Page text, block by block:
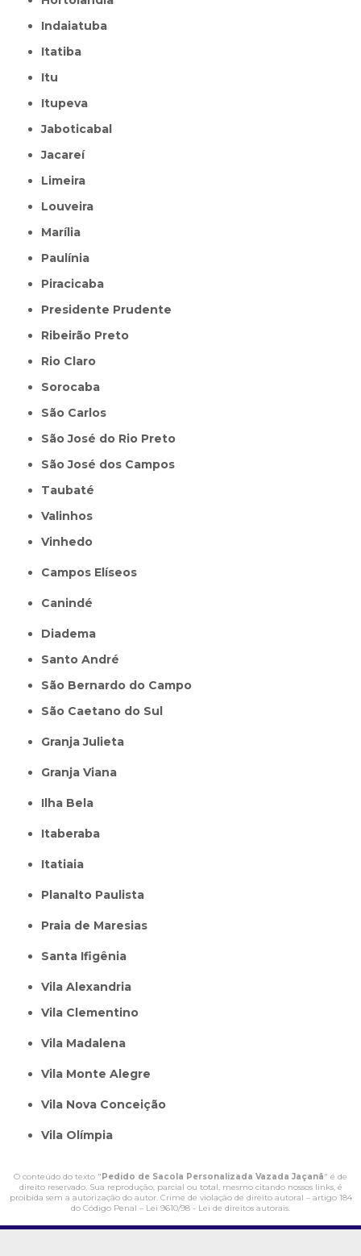
Indaiatuba
Itatiba
Itu
Itupeva
Jaboticabal
Jacareí
Limeira
Louveira
Marília
Paulínia
Piracicaba
Presidente Prudente
Ribeirão Preto
Rio Claro
Sorocaba
São Carlos
São José do Rio Preto
São José dos Campos
Taubaté
Valinhos
Vinhedo
Campos Elíseos
Canindé
Diadema
Santo André
São Bernardo do Campo
São Caetano do Sul
Granja Julieta
Granja Viana
Ilha Bela
Itaberaba
itatiaia
Planalto Paulista
Praia de Maresias
Santa Ifigênia
Vila Alexandria
Vila Clementino
Vila Madalena
Vila Monte Alegre
Vila Nova Conceição
Vila Olímpia
O conteúdo do texto "Pedido de Sacola Personalizada Vazada Jaçanã" é de
direito reservado. Sua reprodução, parcial ou total, mesmo citando nossos links, é
proibida sem a autorização do autor. Crime de violação de direito autoral – artigo 184
do Código Penal – Lei 9610/98 - Lei de direitos autorais.